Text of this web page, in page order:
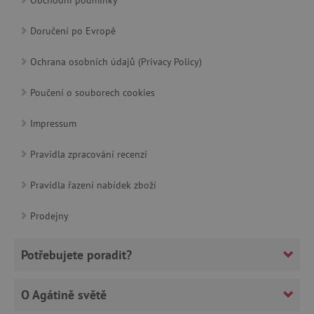
Doručení po Evropě
Ochrana osobních údajů (Privacy Policy)
Poučení o souborech cookies
Impressum
Pravidla zpracování recenzí
Pravidla řazení nabídek zboží
Prodejny
Potřebujete poradit?
O Agátině světěCookieScriptConsent